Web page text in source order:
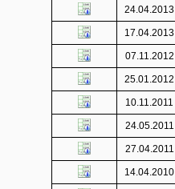
24.04.2013
17.04.2013
07.11.2012
25.01.2012
10.11.2011
24.05.2011
27.04.2011
14.04.2010